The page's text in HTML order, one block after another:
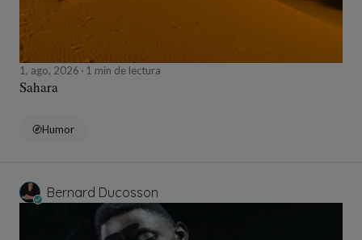
1, ago, 2026 1 min de lectura
Sahara
Humor
Bernard Ducosson